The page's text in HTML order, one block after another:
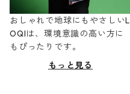
おしゃれで地球にもやさしいL
OQIは、環境意識の高い方に
もぴったりです。
もっと見る